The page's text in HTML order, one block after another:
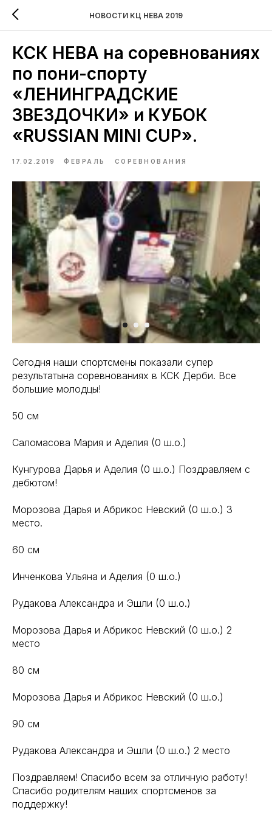
НОВОСТИ КЦ НЕВА 2019
КСК НЕВА на соревнованиях
по пони-спорту
«ЛЕНИНГРАДСКИЕ
ЗВЕЗДОЧКИ» и КУБОК
«RUSSIAN MINI CUP».
17.02.2019 ФЕВРАЛЬ СОРЕВНОВАНИЯ
Сегодня наши спортсмены показали супер
результатына соревнованиях в КСК Дерби. Все
большие молодцы!
50 см
Саломасова Мария и Аделия (0 ш.о.)
Кунгурова Дарья и Аделия (0 ш.о.) Поздравляем с
дебютом!
Морозова Дарья и Абрикос Невский (0 ш.о.) 3
место.
60 см
Инченкова Ульяна и Аделия (0 ш.о.)
Рудакова Александра и Эшли (0 ш.о.)
Морозова Дарья и Абрикос Невский (0 ш.о.) 2
место
80 см
Морозова Дарья и Абрикос Невский (0 ш.о.)
90 см
Рудакова Александра и Эшли (0 ш.о.) 2 место
Поздравляем! Спасибо всем за отличную работу!
Спасибо родителям наших спортсменов за
поддержку!